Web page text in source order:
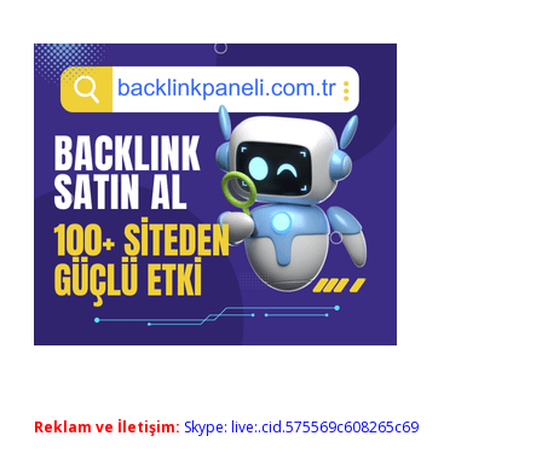
Reklam ve İletişim: Skype: live:.cid.575569c608265c69